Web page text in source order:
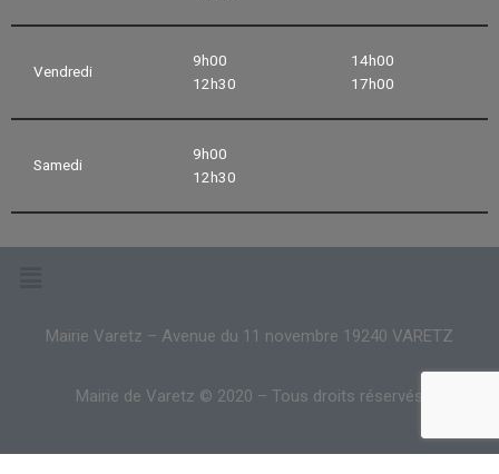
Vendredi
9h00
12h30
14h00
17h00
Samedi
9h00
12h30
Mairie Varetz – Avenue du 11 novembre 19240 VARETZ
Mairie de Varetz © 2020 – Tous droits réservés